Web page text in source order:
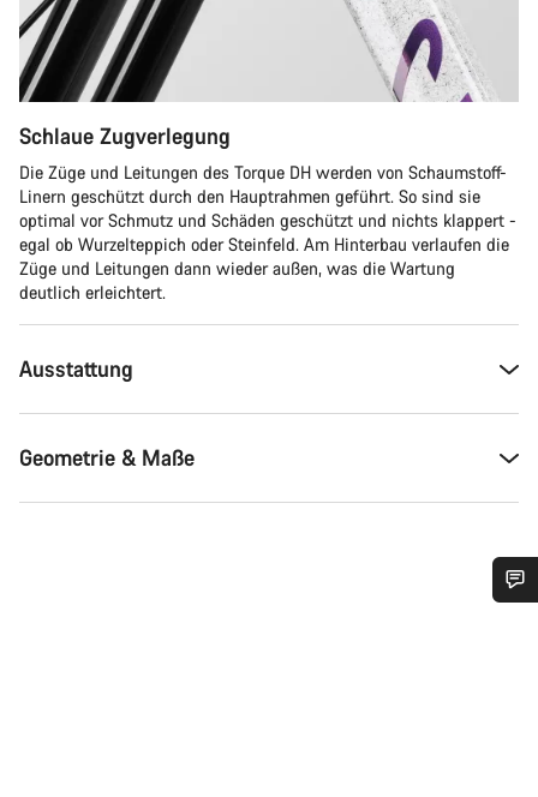
Schlaue Zugverlegung
Die Züge und Leitungen des Torque DH werden von Schaumstoff-
Linern geschützt durch den Hauptrahmen geführt. So sind sie
optimal vor Schmutz und Schäden geschützt und nichts klappert -
egal ob Wurzelteppich oder Steinfeld. Am Hinterbau verlaufen die
Züge und Leitungen dann wieder außen, was die Wartung
deutlich erleichtert.
Ausstattung
Geometrie & Maße